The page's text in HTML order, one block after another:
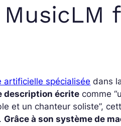
artificielle spécialisée dans
description écrite comme
et un chanteur soliste”,
.Grâce à son système de